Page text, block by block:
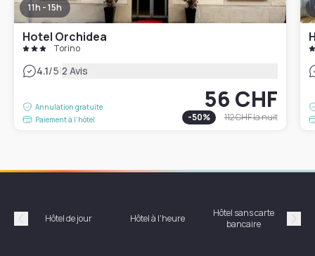
11h - 15h
Hotel Orchidea
Torino
4.1/5|2 Avis
Annulation gratuite
Paiement à l'hôtel
56 CHF
-50% 112 CHFla nuit
Précédent
Hôtel de jour Hôtel à l'heure
Hôtel sans carte
bancaire